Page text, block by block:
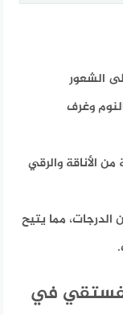
الشعور
وغرف
الأناقة والرقي
مما يتيح
في